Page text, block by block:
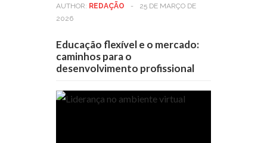
AUTHOR: REDAÇÃO -
25 DE MARÇO DE
2026
Educação flexível e o mercado:
caminhos para o
desenvolvimento profissional